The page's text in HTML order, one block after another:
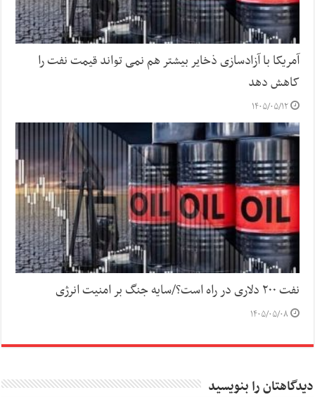
آمریکا با آزادسازی ذخایر بیشتر هم نمی تواند قیمت نفت را
کاهش دهد
۱۴۰۵/۰۵/۱۲
نفت ۲۰۰ دلاری در راه است؟/سایه جنگ بر امنیت انرژی
۱۴۰۵/۰۵/۰۸
دیدگاهتان را بنویسید